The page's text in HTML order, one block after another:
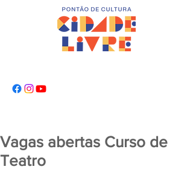
Vagas abertas Curso de
Teatro